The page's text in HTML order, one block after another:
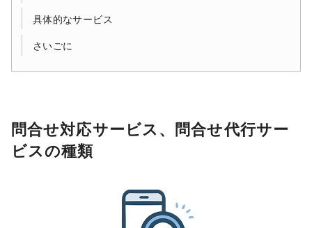
具体的なサービス
さいごに
問合せ対応サービス、問合せ代行サー
ビスの種類